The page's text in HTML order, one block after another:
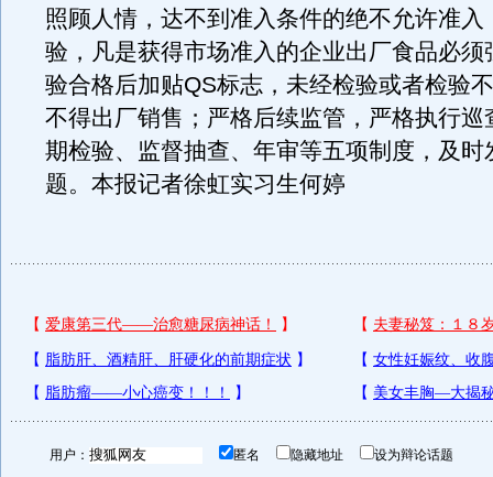
照顾人情，达不到准入条件的绝不允许准入
验，凡是获得市场准入的企业出厂食品必须
验合格后加贴QS标志，未经检验或者检验
不得出厂销售；严格后续监管，严格执行巡
期检验、监督抽查、年审等五项制度，及时
题。本报记者徐虹实习生何婷
用户： 匿名 隐藏地址 设为辩论话题